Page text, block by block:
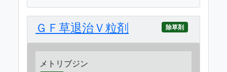
ＧＦ草退治Ｖ粒剤 除草剤
メトリブジン